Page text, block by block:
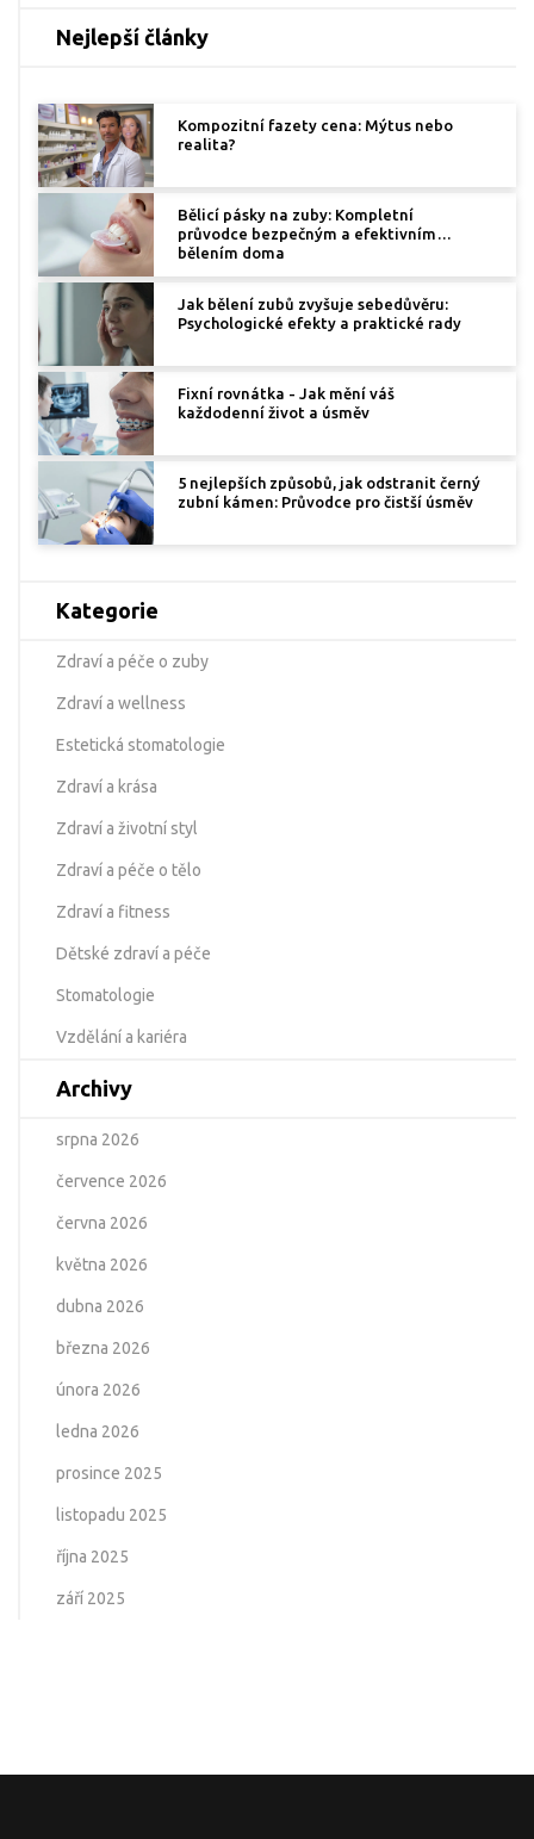
Nejlepší články
Kompozitní fazety cena: Mýtus nebo
realita?
Bělicí pásky na zuby: Kompletní
průvodce bezpečným a efektivním
bělením doma
Jak bělení zubů zvyšuje sebedůvěru:
Psychologické efekty a praktické rady
Fixní rovnátka - Jak mění váš
každodenní život a úsměv
5 nejlepších způsobů, jak odstranit černý
zubní kámen: Průvodce pro čistší úsměv
Kategorie
Zdraví a péče o zuby
Zdraví a wellness
Estetická stomatologie
Zdraví a krása
Zdraví a životní styl
Zdraví a péče o tělo
Zdraví a fitness
Dětské zdraví a péče
Stomatologie
Vzdělání a kariéra
Archivy
srpna 2026
července 2026
června 2026
května 2026
dubna 2026
března 2026
února 2026
ledna 2026
prosince 2025
listopadu 2025
října 2025
září 2025